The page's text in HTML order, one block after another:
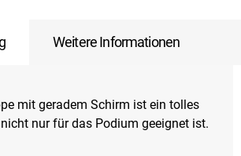
Weitere Informationen
mit geradem Schirm ist ein tolles
nur für das Podium geeignet ist.